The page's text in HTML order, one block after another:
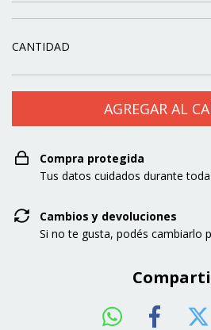
CANTIDAD
Compra protegida
Tus datos cuidados durante
Cambios y devoluciones
Si no te gusta, podés cambiarlo